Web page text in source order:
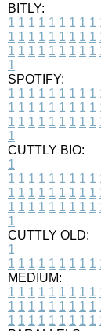
BITLY:
1 1 1 1 1 1 1 1 1
1 1 1 1 1 1 1 1 1
1 1 1 1 1 1 1 1 1
1
SPOTIFY:
1 1 1 1 1 1 1 1 1
1 1 1 1 1 1 1 1 1
1 1 1 1 1 1 1 1 1
1
CUTTLY BIO:
1
1 1 1 1 1 1 1 1 1
1 1 1 1 1 1 1 1 1
1 1 1 1 1 1 1 1 1
1
CUTTLY OLD:
1
1 1 1 1 1 1 1 1 1
MEDIUM:
1 1 1 1 1 1 1 1 1
1 1 1 1 1 1 1 1 1
1 1 1 1 1 1 1 1 1